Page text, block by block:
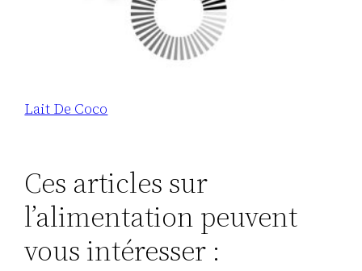
Lait De Coco
Ces articles sur
l’alimentation peuvent
vous intéresser :